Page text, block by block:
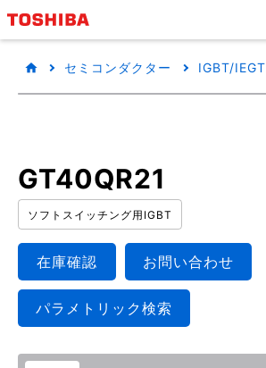
セミコンダクター IGBT/IEGT
GT40QR21
ソフトスイッチング用IGBT
在庫確認 お問い合わせ
パラメトリック検索